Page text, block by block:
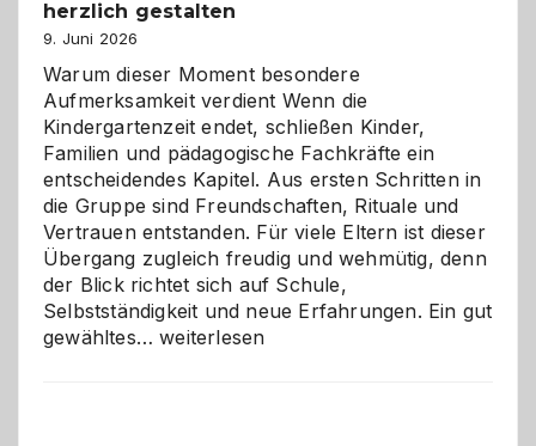
herzlich gestalten
9. Juni 2026
Warum dieser Moment besondere
Aufmerksamkeit verdient Wenn die
Kindergartenzeit endet, schließen Kinder,
Familien und pädagogische Fachkräfte ein
entscheidendes Kapitel. Aus ersten Schritten in
die Gruppe sind Freundschaften, Rituale und
Vertrauen entstanden. Für viele Eltern ist dieser
Übergang zugleich freudig und wehmütig, denn
der Blick richtet sich auf Schule,
Selbstständigkeit und neue Erfahrungen. Ein gut
gewähltes…Abschied
weiterlesen